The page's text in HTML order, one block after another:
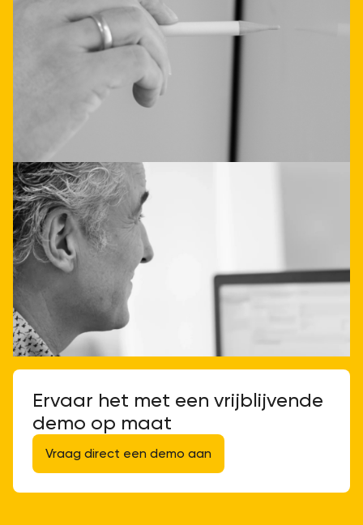
niet ingewikkeld te zijn.
Laat je direct adviseren
Ervaar het met een vrijblijvende
demo op maat
Vraag direct een demo aan